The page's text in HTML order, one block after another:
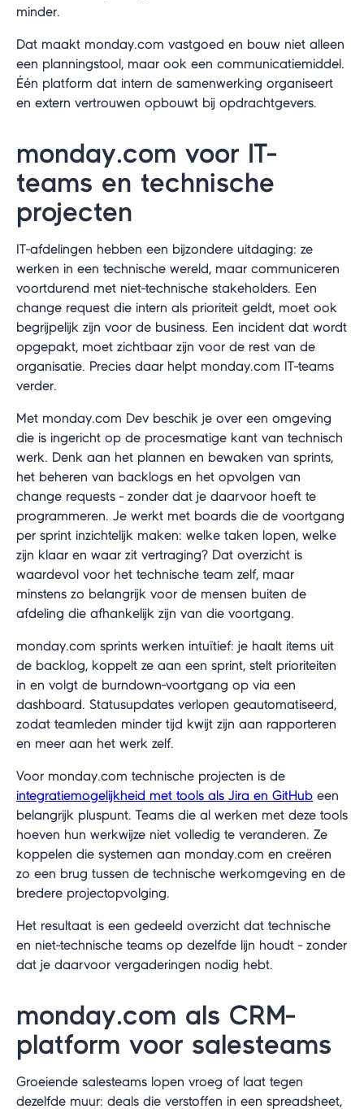
minder.
Dat maakt monday.com vastgoed en bouw niet alleen
een planningstool, maar ook een communicatiemiddel.
Één platform dat intern de samenwerking organiseert
en extern vertrouwen opbouwt bij opdrachtgevers.
monday.com voor IT-
teams en technische
projecten
IT-afdelingen hebben een bijzondere uitdaging: ze
werken in een technische wereld, maar communiceren
voortdurend met niet-technische stakeholders. Een
change request die intern als prioriteit geldt, moet ook
begrijpelijk zijn voor de business. Een incident dat wordt
opgepakt, moet zichtbaar zijn voor de rest van de
organisatie. Precies daar helpt monday.com IT-teams
verder.
Met monday.com Dev beschik je over een omgeving
die is ingericht op de procesmatige kant van technisch
werk. Denk aan het plannen en bewaken van sprints,
het beheren van backlogs en het opvolgen van
change requests - zonder dat je daarvoor hoeft te
programmeren. Je werkt met boards die de voortgang
per sprint inzichtelijk maken: welke taken lopen, welke
zijn klaar en waar zit vertraging? Dat overzicht is
waardevol voor het technische team zelf, maar
minstens zo belangrijk voor de mensen buiten de
afdeling die afhankelijk zijn van die voortgang.
monday.com sprints werken intuïtief: je haalt items uit
de backlog, koppelt ze aan een sprint, stelt prioriteiten
in en volgt de burndown-voortgang op via een
dashboard. Statusupdates verlopen geautomatiseerd,
zodat teamleden minder tijd kwijt zijn aan rapporteren
en meer aan het werk zelf.
Voor monday.com technische projecten is de
integratiemogelijkheid met tools als Jira en GitHub een
belangrijk pluspunt. Teams die al werken met deze tools
hoeven hun werkwijze niet volledig te veranderen. Ze
koppelen die systemen aan monday.com en creëren
zo een brug tussen de technische werkomgeving en de
bredere projectopvolging.
Het resultaat is een gedeeld overzicht dat technische
en niet-technische teams op dezelfde lijn houdt - zonder
dat je daarvoor vergaderingen nodig hebt.
monday.com als CRM-
platform voor salesteams
Groeiende salesteams lopen vroeg of laat tegen
dezelfde muur: deals die verstoffen in een spreadsheet,